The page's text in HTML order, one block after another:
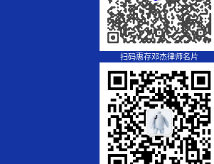
扫码惠存邓杰律师名片